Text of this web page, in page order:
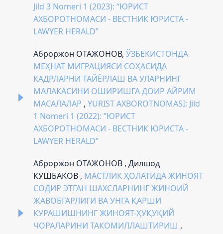
Jild 3 Nomeri 1 (2023): “ЮРИСТ
АХБОРОТНОМАСИ - ВЕСТНИК ЮРИСТА -
LAWYER HERALD”
Аброржон ОТАЖОНОВ, ЎЗБЕКИСТОНДА
МЕҲНАТ МИГРАЦИЯСИ СОҲАСИДА
КАДРЛАРНИ ТАЙЁРЛАШ ВА УЛАРНИНГ
МАЛАКАСИНИ ОШИРИШГА ДОИР АЙРИМ
МАСАЛАЛАР , YURIST AXBOROTNOMASI: Jild
1 Nomeri 1 (2022): “ЮРИСТ
АХБОРОТНОМАСИ - ВЕСТНИК ЮРИСТА -
LAWYER HERALD”
Аброржон ОТАЖОНОВ , Дилшод
КУШБАКОВ , МАСТЛИК ҲОЛАТИДА ЖИНОЯТ
СОДИР ЭТГАН ШАХСЛАРНИНГ ЖИНОИЙ
ЖАВОБГАРЛИГИ ВА УНГА ҚАРШИ
КУРАШИШНИНГ ЖИНОЯТ-ҲУҚУҚИЙ
ЧОРАЛАРИНИ ТАКОМИЛЛАШТИРИШ ,